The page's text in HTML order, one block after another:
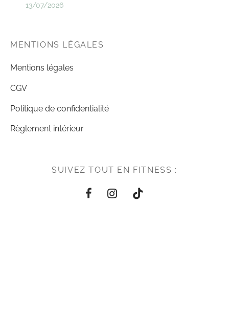
13/07/2026
MENTIONS LÉGALES
Mentions légales
CGV
Politique de confidentialité
Règlement intérieur
SUIVEZ TOUT EN FITNESS :